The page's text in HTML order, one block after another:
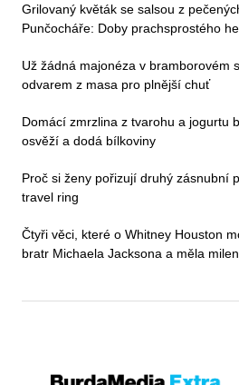
Grilovaný květák se salsou z
Punčocháře: Doby prachsprostého
Už žádná majonéza v bramborovém
odvarem z masa pro plnější chuť
Domácí zmrzlina z tvarohu a jogurtu
osvěží a dodá bílkoviny
Proč si ženy pořizují druhý zásnubní
travel ring
Čtyři věci, které o Whitney Houston
bratr Michaela Jacksona a měla